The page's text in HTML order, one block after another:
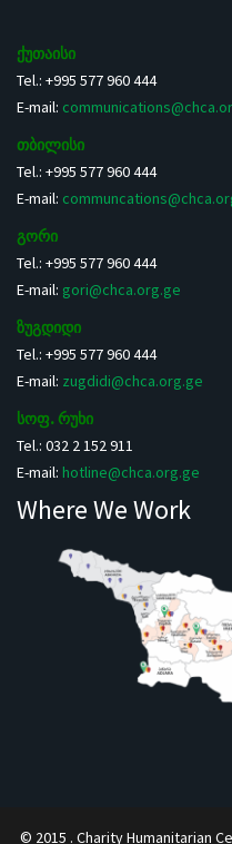
ქუთაისი
Tel.: +995 577 960 444
E-mail:
თბილისი
Tel.: +995 577 960 444
E-mail:
გორი
Tel.: +995 577 960 444
E-mail: gori@chca.org.ge
ზუგდიდი
Tel.: +995 577 960 444
E-mail: zugdidi@chca.org.ge
სოფ. რუხი
Tel.: 032 2 152 911
E-mail: hotline@chca.org.ge
Where We Work
© 2015 . Charity Humanitarian